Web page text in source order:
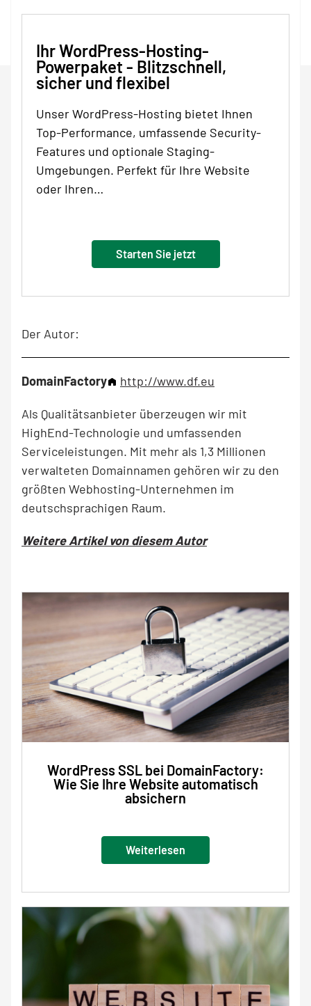
Ihr WordPress-Hosting-
Powerpaket - Blitzschnell,
sicher und flexibel
Unser WordPress-Hosting bietet Ihnen
Top-Performance, umfassende Security-
Features und optionale Staging-
Umgebungen. Perfekt für Ihre Website
oder Ihren…
Starten Sie jetzt
Der Autor:
DomainFactory http://www.df.eu
Als Qualitätsanbieter überzeugen wir mit
HighEnd-Technologie und umfassenden
Serviceleistungen. Mit mehr als 1,3 Millionen
verwalteten Domainnamen gehören wir zu den
größten Webhosting-Unternehmen im
deutschsprachigen Raum.
Weitere Artikel von diesem Autor
WordPress SSL bei DomainFactory:
Wie Sie Ihre Website automatisch
absichern
Weiterlesen